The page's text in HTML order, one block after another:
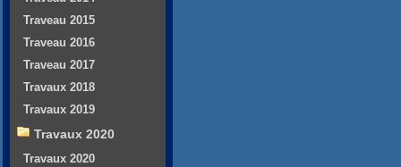
Traveau 2015
Traveau 2016
Traveau 2017
Travaux 2018
Travaux 2019
Travaux 2020
Travaux 2020